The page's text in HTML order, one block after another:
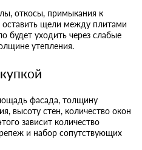
откосы, примыкания к
щели между плитами
будет уходить через слабые
утепления.
фасада, толщину
высоту стен, количество окон
зависит количество
и набор сопутствующих